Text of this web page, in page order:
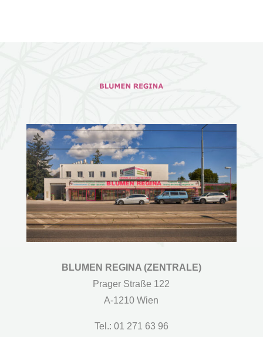
BLUMEN REGINA (ZENTRALE)
Prager Straße 122
A-1210 Wien
Tel.: 01 271 63 96